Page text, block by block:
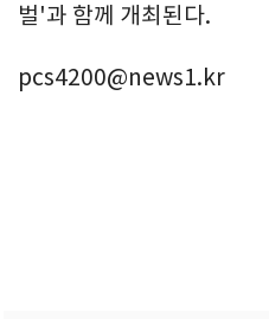
벌'과 함께 개최된다.
pcs4200@news1.kr